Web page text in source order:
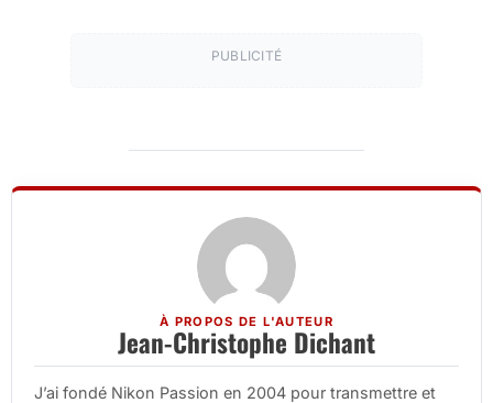
PUBLICITÉ
À PROPOS DE L'AUTEUR
Jean-Christophe Dichant
J’ai fondé Nikon Passion en 2004 pour transmettre et